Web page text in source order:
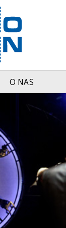
O NAS